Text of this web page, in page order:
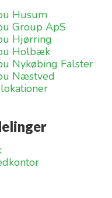
Husum
Group ApS
Hjørring
Holbæk
Nykøbing Falster
Næstved